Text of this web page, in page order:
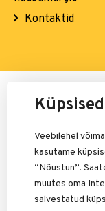
Kontaktid
Maksete eest
Küpsised
Veebilehel
kasutame
“Nõustun”.
muutes oma
salvestatud